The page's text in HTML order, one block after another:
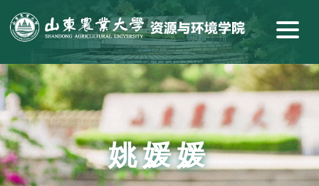
姚媛媛